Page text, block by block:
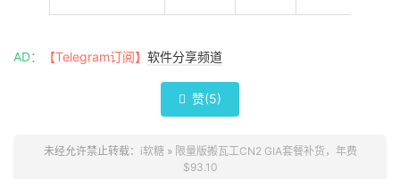
AD： 【Telegram订阅】 软件分享频道
 赞(5)
未经允许禁止转载： i软糖» 限量版搬瓦工CN2 GIA套餐补货，年费
$93.10